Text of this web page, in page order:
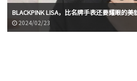
BLACKPINK LISA，比名牌手表还要耀眼的美
2024/02/23